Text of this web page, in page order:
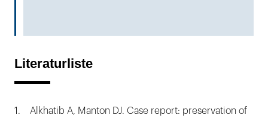
Literaturliste
1. Alkhatib A, Manton DJ. Case report: preservation of